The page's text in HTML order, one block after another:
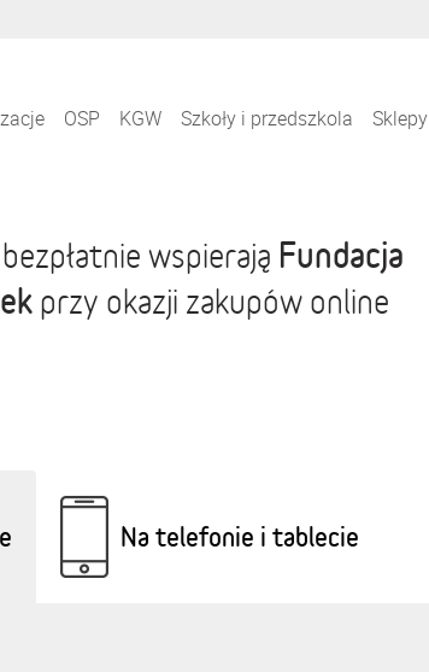
OSP KGW Szkoły i przedszkola Sklepy
wspierają Fundacja
przy okazji zakupów online
Na telefonie i tablecie